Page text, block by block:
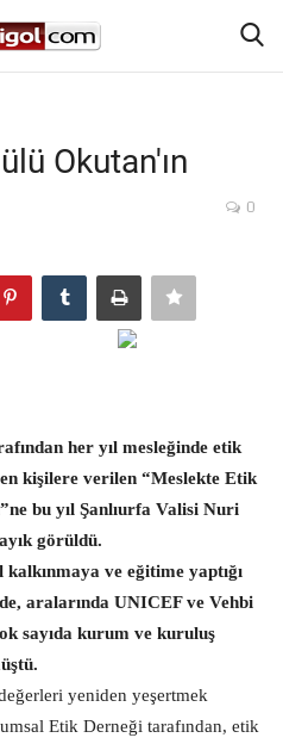
Okutan'ın
0
her yıl mesleğinde etik
kişilere verilen “Meslekte Etik
bu yıl Şanlıurfa Valisi Nuri
görüldü.
ve eğitime yaptığı
aralarında UNICEF ve Vehbi
sayıda kurum ve kuruluş
yeniden yeşertmek
Etik Derneği tarafından, etik